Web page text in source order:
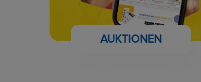
AUKTIONEN